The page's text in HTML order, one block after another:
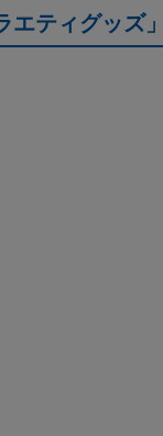
エティグッズ